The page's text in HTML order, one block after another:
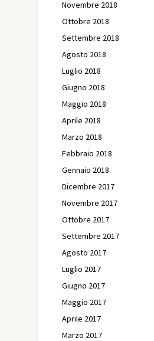
Novembre 2018
Ottobre 2018
Settembre 2018
Agosto 2018
Luglio 2018
Giugno 2018
Maggio 2018
Aprile 2018
Marzo 2018
Febbraio 2018
Gennaio 2018
Dicembre 2017
Novembre 2017
Ottobre 2017
Settembre 2017
Agosto 2017
Luglio 2017
Giugno 2017
Maggio 2017
Aprile 2017
Marzo 2017